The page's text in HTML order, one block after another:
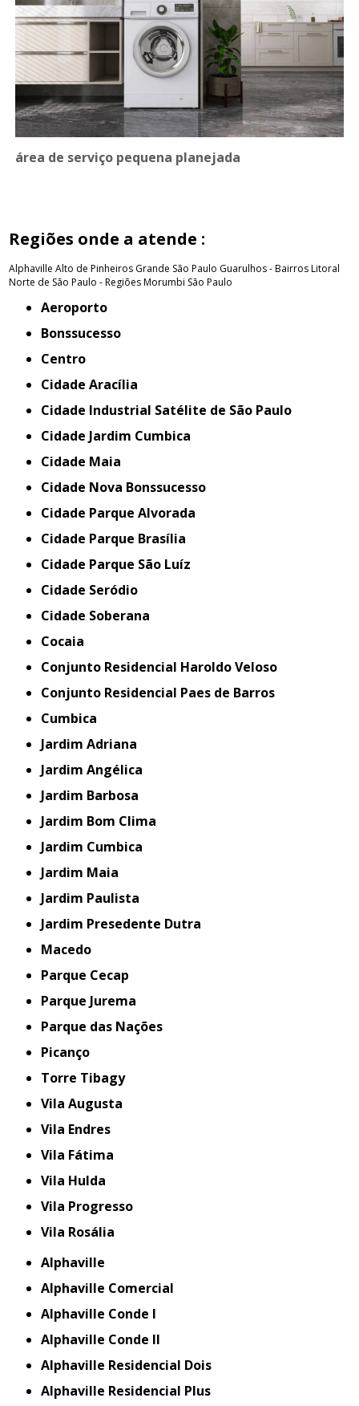
área de serviço pequena planejada
Regiões onde a atende :
Alphaville Alto de Pinheiros Grande São Paulo Guarulhos - BairrosLitoral
Norte de São Paulo - RegiõesMorumbi São Paulo
Aeroporto
Bonssucesso
Centro
Cidade Aracília
Cidade Industrial Satélite de São Paulo
Cidade Jardim Cumbica
Cidade Maia
Cidade Nova Bonssucesso
Cidade Parque Alvorada
Cidade Parque Brasília
Cidade Parque São Luíz
Cidade Seródio
Cidade Soberana
Cocaia
Conjunto Residencial Haroldo Veloso
Conjunto Residencial Paes de Barros
Cumbica
Jardim Adriana
Jardim Angélica
Jardim Barbosa
Jardim Bom Clima
Jardim Cumbica
Jardim Maia
Jardim Paulista
Jardim Presedente Dutra
Macedo
Parque Cecap
Parque Jurema
Parque das Nações
Picanço
Torre Tibagy
Vila Augusta
Vila Endres
Vila Fátima
Vila Hulda
Vila Progresso
Vila Rosália
Alphaville
Alphaville Comercial
Alphaville Conde I
Alphaville Conde II
Alphaville Residencial Dois
Alphaville Residencial Plus